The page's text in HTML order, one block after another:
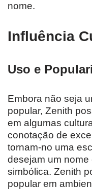
nome.
Influência
Uso e
Embora não seja
popular, Zenith
em algumas
conotação de
tornam-no uma
desejam um nome
simbólica. Zenith
popular em